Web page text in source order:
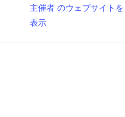
主催者 のウェブサイトを
表示